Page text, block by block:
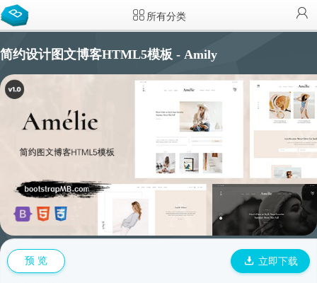
所有分类
简约设计图文博客HTML5模板 - Amily
预 览 立即下载